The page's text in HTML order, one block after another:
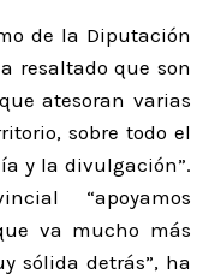
de la Diputación
resaltado que son
atesoran varias
sobre todo el
y la divulgación”.
“apoyamos
va mucho más
sólida detrás”, ha